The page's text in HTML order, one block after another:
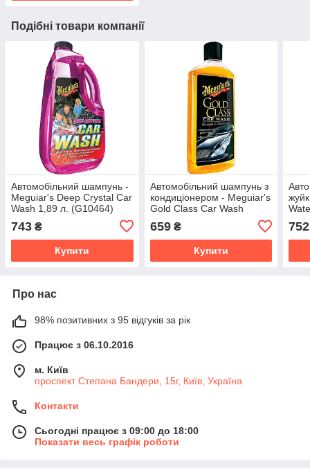
Подібні товари компанії
Автомобільний шампунь -
Meguiar's Deep Crystal Car
Wash 1,89 л. (G10464)
743 ₴
Купити
Автомобільний шампунь з
кондиціонером - Meguiar's
Gold Class Car Wash
473 мл. (G7116)
659₴
Купити
752
Про нас
98% позитивних з 95 відгуків за рік
Працює з 06.10.2016
м. Київ
проспект Степана Бандери, 15г, Київ, Україна
Контакти
Сьогодні працює з 09:00 до 18:00
Показати весь графік роботи